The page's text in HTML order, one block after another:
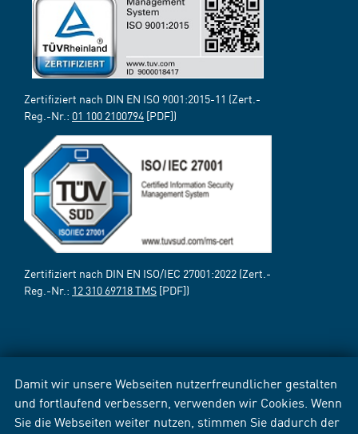
Damit wir unsere Webseiten nutzerfreundlicher gestalten
und fortlaufend verbessern, verwenden wir Cookies. Wenn
Sie die Webseiten weiter nutzen, stimmen Sie dadurch der
Zertifiziert nach DIN EN ISO 9001:2015-11 (Zert.-
Reg.-Nr.: 01 100 2100794 [PDF])
Zertifiziert nach DIN EN ISO/IEC 27001:2022 (Zert.-
Reg.-Nr.: 12 310 69718 TMS [PDF])